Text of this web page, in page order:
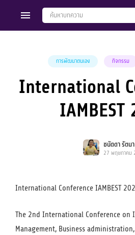
การพัฒนาตนเอง กิจกรรม
International
IAMBEST
ชนัดดา รัตนา
27 พฤษภาคม
International Conference IAMBEST
The 2nd International Conference on
Management, Business
Members Groups